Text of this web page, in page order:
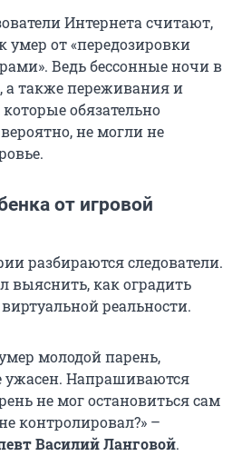
Интернета считают,
умер от «передозировки
Ведь бессонные ночи в
а также переживания и
обязательно
не могли не
от игровой
разбираются следователи.
выяснить, как оградить
реальности.
молодой парень,
ужасен. Напрашиваются
не мог остановиться сам
контролировал?» –
Василий Ланговой.